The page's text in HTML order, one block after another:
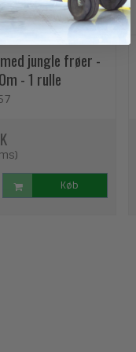
jungle frøer -
- 1 rulle
Køb